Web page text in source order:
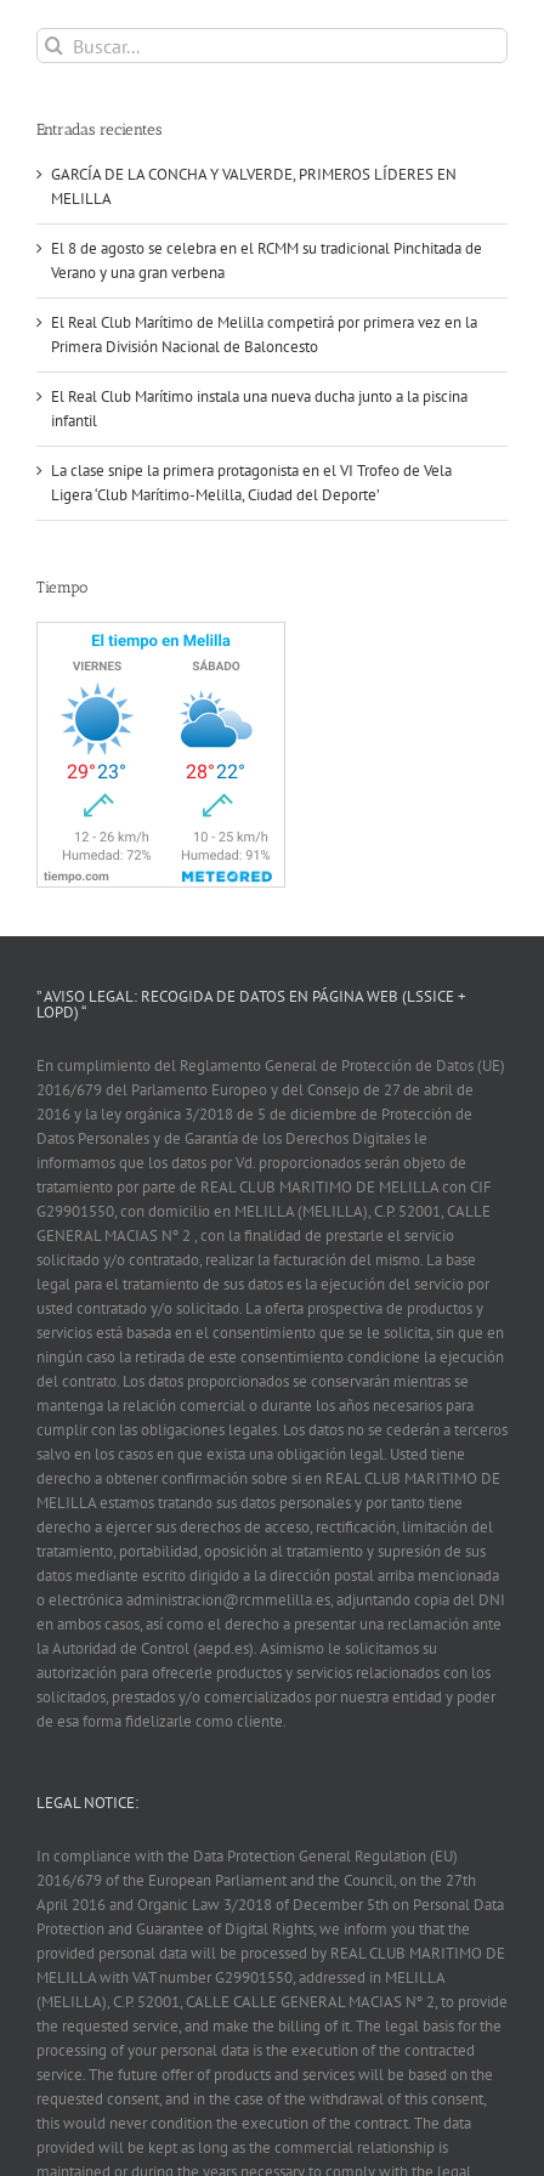
Buscar:
Entradas recientes
GARCÍA DE LA CONCHA Y VALVERDE, PRIMEROS LÍDERES EN
MELILLA
El 8 de agosto se celebra en el RCMM su tradicional Pinchitada de
Verano y una gran verbena
El Real Club Marítimo de Melilla competirá por primera vez en la
Primera División Nacional de Baloncesto
El Real Club Marítimo instala una nueva ducha junto a la piscina
infantil
La clase snipe la primera protagonista en el VI Trofeo de Vela
Ligera ‘Club Marítimo-Melilla, Ciudad del Deporte’
Tiempo
” AVISO LEGAL: RECOGIDA DE DATOS EN PÁGINA WEB (LSSICE +
LOPD) “
En cumplimiento del Reglamento General de Protección de Datos (UE)
2016/679 del Parlamento Europeo y del Consejo de 27 de abril de
2016 y la ley orgánica 3/2018 de 5 de diciembre de Protección de
Datos Personales y de Garantía de los Derechos Digitales le
informamos que los datos por Vd. proporcionados serán objeto de
tratamiento por parte de REAL CLUB MARITIMO DE MELILLA con CIF
G29901550, con domicilio en MELILLA (MELILLA), C.P. 52001, CALLE
GENERAL MACIAS Nº 2 , con la finalidad de prestarle el servicio
solicitado y/o contratado, realizar la facturación del mismo. La base
legal para el tratamiento de sus datos es la ejecución del servicio por
usted contratado y/o solicitado. La oferta prospectiva de productos y
servicios está basada en el consentimiento que se le solicita, sin que en
ningún caso la retirada de este consentimiento condicione la ejecución
del contrato. Los datos proporcionados se conservarán mientras se
mantenga la relación comercial o durante los años necesarios para
cumplir con las obligaciones legales. Los datos no se cederán a terceros
salvo en los casos en que exista una obligación legal. Usted tiene
derecho a obtener confirmación sobre si en REAL CLUB MARITIMO DE
MELILLA estamos tratando sus datos personales y por tanto tiene
derecho a ejercer sus derechos de acceso, rectificación, limitación del
tratamiento, portabilidad, oposición al tratamiento y supresión de sus
datos mediante escrito dirigido a la dirección postal arriba mencionada
o electrónica administracion@rcmmelilla.es, adjuntando copia del DNI
en ambos casos, así como el derecho a presentar una reclamación ante
la Autoridad de Control (aepd.es). Asimismo le solicitamos su
autorización para ofrecerle productos y servicios relacionados con los
solicitados, prestados y/o comercializados por nuestra entidad y poder
de esa forma fidelizarle como cliente.
LEGAL NOTICE:
In compliance with the Data Protection General Regulation (EU)
2016/679 of the European Parliament and the Council, on the 27th
April 2016 and Organic Law 3/2018 of December 5th on Personal Data
Protection and Guarantee of Digital Rights, we inform you that the
provided personal data will be processed by REAL CLUB MARITIMO DE
MELILLA with VAT number G29901550, addressed in MELILLA
(MELILLA), C.P. 52001, CALLE CALLE GENERAL MACIAS Nº 2, to provide
the requested service, and make the billing of it. The legal basis for the
processing of your personal data is the execution of the contracted
service. The future offer of products and services will be based on the
requested consent, and in the case of the withdrawal of this consent,
this would never condition the execution of the contract. The data
provided will be kept as long as the commercial relationship is
maintained or during the years necessary to comply with the legal